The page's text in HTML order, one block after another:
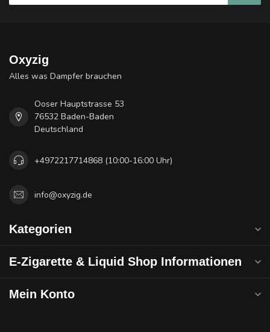
Oxyzig
Alles was Dampfer brauchen
Ooser Hauptstrasse 53
76532 Baden-Baden
Deutschland
+4972217714868 (10:00-16:00 Uhr)
info@oxyzig.de
Kategorien
E-Zigarette & Liquid Shop Informationen
Mein Konto